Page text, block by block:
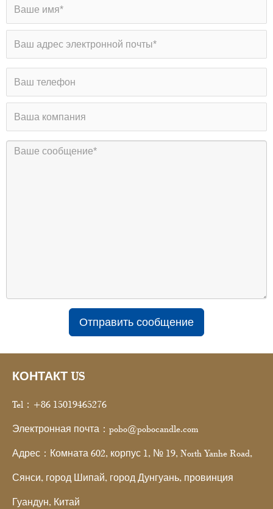
Отправить сообщение
КОНТАКТ US
Tel：+86 15019465276
Электронная почта：pobo@pobocandle.com
Адрес：Комната 602, корпус 1, № 19, North Yanhe Road,
Сянси, город Шипай, город Дунгуань, провинция
Гуандун, Китай